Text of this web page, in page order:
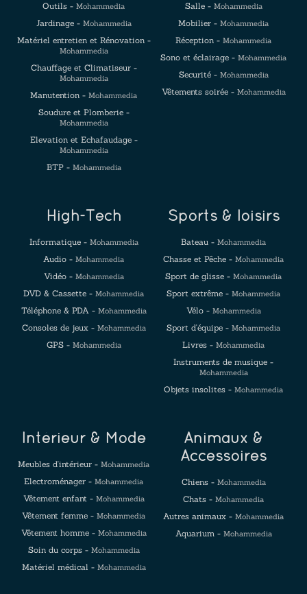
Outils - Mohammedia
Jardinage - Mohammedia
Matériel entretien et Rénovation -
Mohammedia
Chauffage et Climatiseur -
Mohammedia
Manutention - Mohammedia
Soudure et Plomberie -
Mohammedia
Elevation et Echafaudage -
Mohammedia
BTP - Mohammedia
Salle - Mohammedia
Mobilier - Mohammedia
Réception - Mohammedia
Sono et éclairage - Mohammedia
Securité - Mohammedia
Vêtements soirée - Mohammedia
High-Tech
Informatique - Mohammedia
Audio - Mohammedia
Vidéo - Mohammedia
DVD & Cassette - Mohammedia
Téléphone & PDA - Mohammedia
Consoles de jeux - Mohammedia
GPS - Mohammedia
Sports & loisirs
Bateau - Mohammedia
Chasse et Pêche - Mohammedia
Sport de glisse - Mohammedia
Sport extrême - Mohammedia
Vélo - Mohammedia
Sport d'équipe - Mohammedia
Livres - Mohammedia
Instruments de musique -
Mohammedia
Objets insolites - Mohammedia
Intérieur & Mode
Meubles d'intérieur - Mohammedia
Electroménager - Mohammedia
Vêtement enfant - Mohammedia
Vêtement femme - Mohammedia
Vêtement homme - Mohammedia
Soin du corps - Mohammedia
Matériel médical - Mohammedia
Animaux &
Accessoires
Chiens - Mohammedia
Chats - Mohammedia
Autres animaux - Mohammedia
Aquarium - Mohammedia